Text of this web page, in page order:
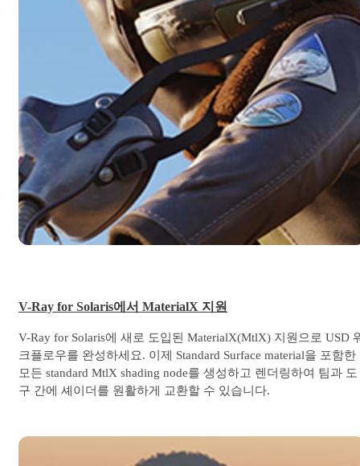
V-Ray for Solaris에서 MaterialX 지원
V-Ray for Solaris에 새로 도입된 MaterialX(MtlX) 지원으로 USD
크플로우를 완성하세요. 이제 Standard Surface material을 포함한
모든 standard MtlX shading node를 생성하고 렌더링하여 팀과 도
구 간에 셰이더를 원활하게 교환할 수 있습니다.